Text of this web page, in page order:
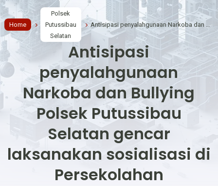
Home
Polsek
Putussibau
Selatan
Antisipasi penyalahgunaan Narkoba dan Bullying Polsek Putussibau Selatan gencar laksanakan sosialisasi di Persekolahan
Antisipasi
penyalahgunaan
Narkoba dan Bullying
Polsek Putussibau
Selatan gencar
laksanakan sosialisasi di
Persekolahan